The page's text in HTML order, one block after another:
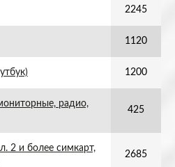
2245
1120
1200
радио,
425
2 и более симкарт,
2685